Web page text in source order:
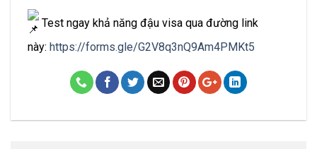
Test ngay khả năng đậu visa qua đường link
này: https://forms.gle/G2V8q3nQ9Am4PMKt5